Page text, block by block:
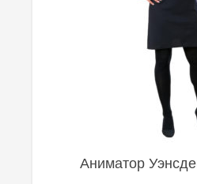
Аниматор